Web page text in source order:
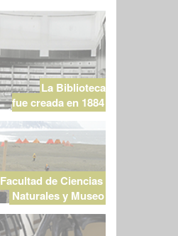
La Biblioteca
fue creada en 1884
Facultad de Ciencias
Naturales y Museo